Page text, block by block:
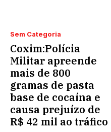
Sem Categoria
Coxim:Polícia
Militar apreende
mais de 800
gramas de pasta
base de cocaína e
causa prejuízo de
R$ 42 mil ao tráfico